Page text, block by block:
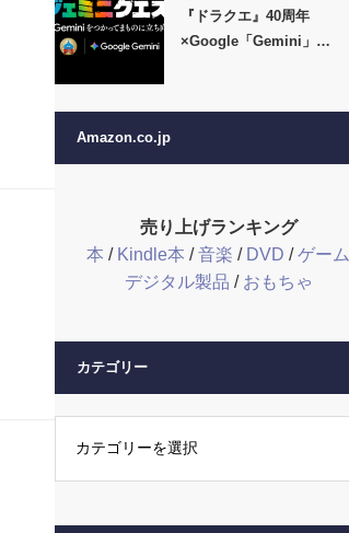
『ドラクエ』40周年
×Google「Gemini」…
Amazon.co.jp
売り上げランキング
本 / Kindle本 /音楽 / DVD /ゲーム
デジタル製品 / おもちゃ
カテゴリー